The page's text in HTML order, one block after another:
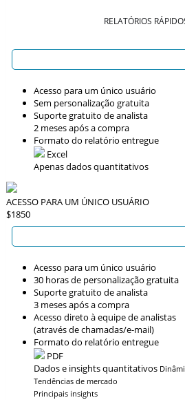
RELATÓRIOS
Acesso para um único usuário
Sem personalização gratuita
Suporte gratuito de analista
2 meses após a compra
Formato do relatório entregue
Excel
Apenas dados quantitativos
ACESSO PARA UM ÚNICO USUÁRIO
$1850
Acesso para um único usuário
30 horas de personalização gratuita
Suporte gratuito de analista
3 meses após a compra
Acesso direto à equipe de analistas
(através de chamadas/e-mail)
Formato do relatório entregue
PDF
Dados e insights quantitativos
Tendências de mercado
Principais insights